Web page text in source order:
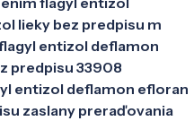
lieky bez predpisu m
entizol deflamon
predpisu 33908
entizol deflamon efloran
zaslany preraďovania